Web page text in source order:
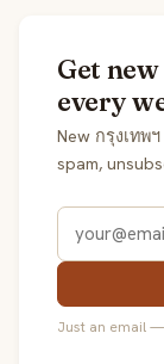
Get
every
New กรุงเทพ
spam,
Just an email